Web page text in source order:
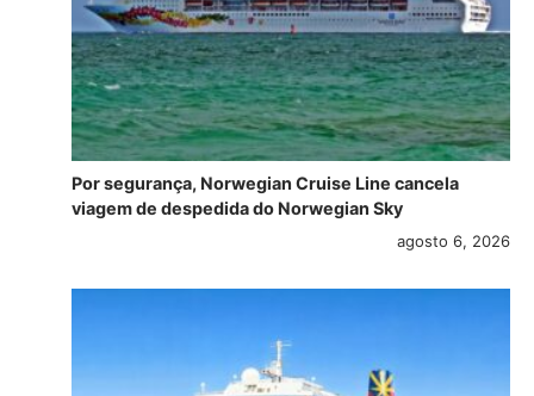
Por segurança, Norwegian Cruise Line cancela
viagem de despedida do Norwegian Sky
agosto 6, 2026